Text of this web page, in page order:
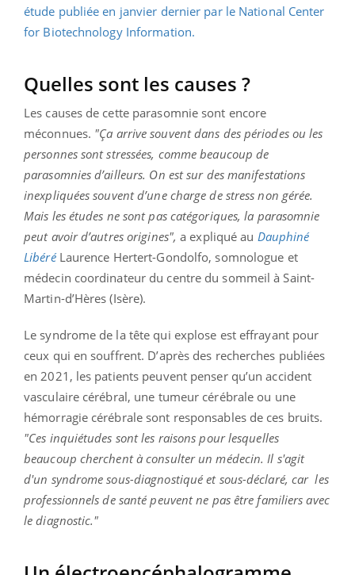
étude publiée en janvier dernier par le National Center
for Biotechnology Information.
Quelles sont les causes ?
Les causes de cette parasomnie sont encore
méconnues. "Ça arrive souvent dans des périodes ou les
personnes sont stressées, comme beaucoup de
parasomnies d’ailleurs. On est sur des manifestations
inexpliquées souvent d’une charge de stress non gérée.
Mais les études ne sont pas catégoriques, la parasomnie
peut avoir d’autres origines", a expliqué au Dauphiné
LibéréLaurence Hertert-Gondolfo, somnologue et
médecin coordinateur du centre du sommeil à Saint-
Martin-d’Hères (Isère).
Le syndrome de la tête qui explose est effrayant pour
ceux qui en souffrent. D’après des recherches publiées
en 2021, les patients peuvent penser qu’un accident
vasculaire cérébral, une tumeur cérébrale ou une
hémorragie cérébrale sont responsables de ces bruits.
"Ces inquiétudes sont les raisons pour lesquelles
beaucoup cherchent à consulter un médecin. Il s'agit
d'un syndrome sous-diagnostiqué et sous-déclaré, car les
professionnels de santé peuvent ne pas être familiers avec
le diagnostic."